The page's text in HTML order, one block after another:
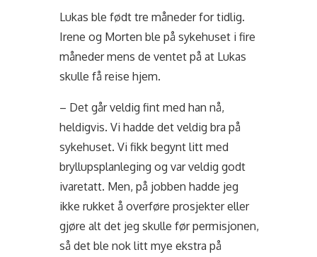
Lukas ble født tre måneder for tidlig.
Irene og Morten ble på sykehuset i fire
måneder mens de ventet på at Lukas
skulle få reise hjem.
– Det går veldig fint med han nå,
heldigvis. Vi hadde det veldig bra på
sykehuset. Vi fikk begynt litt med
bryllupsplanleging og var veldig godt
ivaretatt. Men, på jobben hadde jeg
ikke rukket å overføre prosjekter eller
gjøre alt det jeg skulle før permisjonen,
så det ble nok litt mye ekstra på